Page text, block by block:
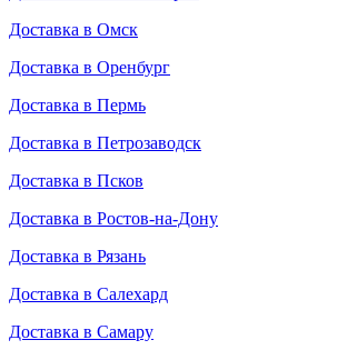
Доставка в Омск
Доставка в Оренбург
Доставка в Пермь
Доставка в Петрозаводск
Доставка в Псков
Доставка в Ростов-на-Дону
Доставка в Рязань
Доставка в Салехард
Доставка в Самару